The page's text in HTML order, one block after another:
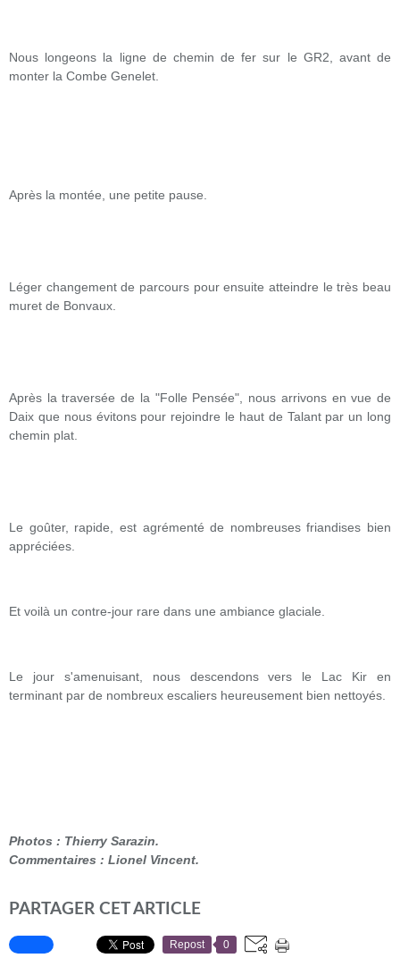
Nous longeons la ligne de chemin de fer sur le GR2, avant de
monter la Combe Genelet.
Après la montée, une petite pause.
Léger changement de parcours pour ensuite atteindre le très beau
muret de Bonvaux.
Après la traversée de la "Folle Pensée", nous arrivons en vue de
Daix que nous évitons pour rejoindre le haut de Talant par un long
chemin plat.
Le goûter, rapide, est agrémenté de nombreuses friandises bien
appréciées.
Et voilà un contre-jour rare dans une ambiance glaciale.
Le jour s'amenuisant, nous descendons vers le Lac Kir en
terminant par de nombreux escaliers heureusement bien nettoyés.
Photos : Thierry Sarazin.
Commentaires : Lionel Vincent.
PARTAGER CET ARTICLE
Repost 0